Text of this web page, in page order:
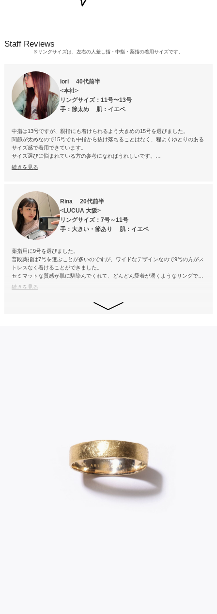
Staff Reviews
※ リングサイズは、左右の人差し指・中指・薬指の着用サイズです。
iori 40代前半
<本社>
リングサイズ：11号〜13号
手：節太め 肌：イエベ
中指は13号ですが、親指にも着けられるよう大きめの15号を選びました。
関節が太めなので15号でも中指から抜け落ちることはなく、程よくゆとりのある
サイズ感で着用できています。
サイズ選びに悩まれている方の参考になればうれしいです。
シンプルながら程よいボリューム感と存在感があり、ひとつ着けるだけでも手元
続きを見る
Rina 20代前半
<LUCUA 大阪>
リングサイズ：7号～11号
手：大きい・節あり 肌：イエベ
薬指用に9号を選びました。
普段薬指は7号を選ぶことが多いのですが、ワイドなデザインなので9号の方がス
トレスなく着けることができました。
セミマットな質感が肌に馴染んでくれて、どんどん愛着が湧くようなリングで
す。
続きを見る